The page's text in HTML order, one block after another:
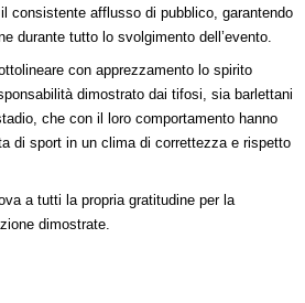
consistente afflusso di pubblico, garantendo
durante tutto lo svolgimento dell’evento.
con apprezzamento lo spirito
dimostrato dai tifosi, sia barlettani
che con il loro comportamento hanno
di sport in un clima di correttezza e rispetto
a tutti la propria gratitudine per la
dimostrate.